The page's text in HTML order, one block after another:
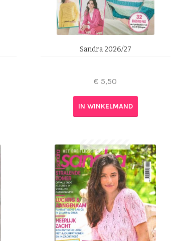
Sandra 2026/27
€ 5,50
IN WINKELMAND